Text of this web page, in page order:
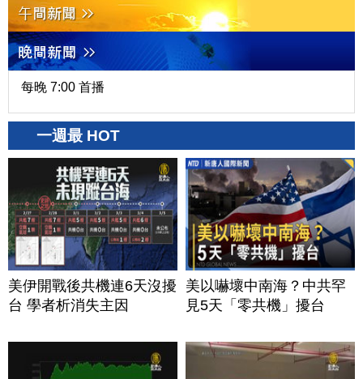
每晚 7:00 首播
一週最 HOT
美伊開戰後共機連6天沒擾
台 學者析消失主因
美以嚇壞中南海？中共罕
見5天「零共機」擾台